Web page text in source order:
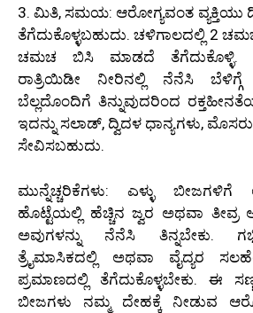
3. ಮಿತಿ, ಸಮಯ: ಆರೋಗ್ಯವಂತ ವ್ಯಕ್ತಿಯು
ತೆಗೆದುಕೊಳ್ಳಬಹುದು. ಚಳಿಗಾಲದಲ್ಲಿ 2
ಚಮಚ ಬಿಸಿ ಮಾಡದೆ ತೆಗೆದುಕೊಳ್ಳಿ.
ರಾತ್ರಿಯಿಡೀ ನೀರಿನಲ್ಲಿ ನೆನೆಸಿ ಬೆಳಿಗ್ಗೆ
ಬೆಲ್ಲದೊಂದಿಗೆ ತಿನ್ನುವುದರಿಂದ
ಇದನ್ನು ಸಲಾಡ್, ದ್ವಿದಳ ಧಾನ್ಯಗಳು,
ಸೇವಿಸಬಹುದು.
ಮುನ್ನೆಚ್ಚರಿಕೆಗಳು: ಎಳ್ಳು
ಹೊಟ್ಟೆಯಲ್ಲಿ ಹೆಚ್ಚಿನ ಜ್ವರ ಅಥವಾ ತೀವ್ರ
ಅವುಗಳನ್ನು ನೆನೆಸಿ ತಿನ್ನಬೇಕು.
ತ್ರೈಮಾಸಿಕದಲ್ಲಿ ಅಥವಾ ವೈದ್ಯರ
ಪ್ರಮಾಣದಲ್ಲಿ ತೆಗೆದುಕೊಳ್ಳಬೇಕು. ಈ
ಬೀಜಗಳು ನಮ್ಮ ದೇಹಕ್ಕೆ ನೀಡುವ